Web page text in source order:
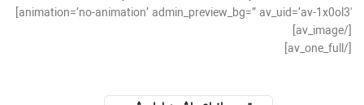
animation=’no-animation’ admin_preview_bg=” av_uid=’av-1x0ol3′]
[/av_image]
[/av_one_full]